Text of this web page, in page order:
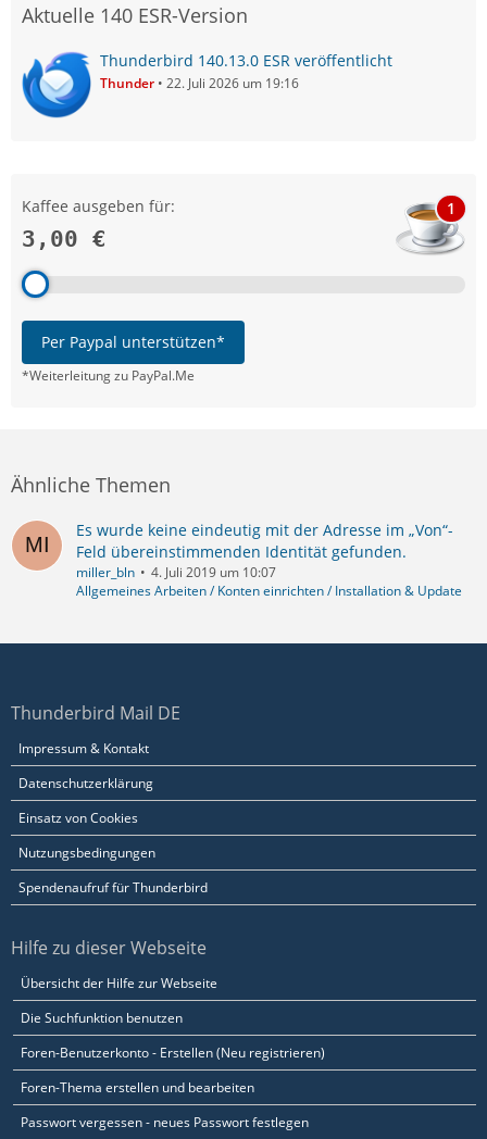
Aktuelle 140 ESR-Version
Thunderbird 140.13.0 ESR veröffentlicht
Thunder 22. Juli 2026 um 19:16
Kaffee ausgeben für:
3,00 €
1
Per Paypal unterstützen*
*Weiterleitung zu PayPal.Me
Ähnliche Themen
Es wurde keine eindeutig mit der Adresse im „Von“-
Feld übereinstimmenden Identität gefunden.
miller_bln
4. Juli 2019 um 10:07
Allgemeines Arbeiten / Konten einrichten / Installation & Update
Thunderbird Mail DE
Impressum & Kontakt
Datenschutzerklärung
Einsatz von Cookies
Nutzungsbedingungen
Spendenaufruf für Thunderbird
Hilfe zu dieser Webseite
Übersicht der Hilfe zur Webseite
Die Suchfunktion benutzen
Foren-Benutzerkonto - Erstellen (Neu registrieren)
Foren-Thema erstellen und bearbeiten
Passwort vergessen - neues Passwort festlegen